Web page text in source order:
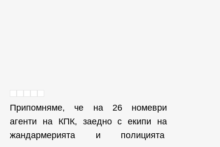
Припомняме, че на 26 номеври
агенти на КПК, заедно с екипи на
жандармерията и полицията